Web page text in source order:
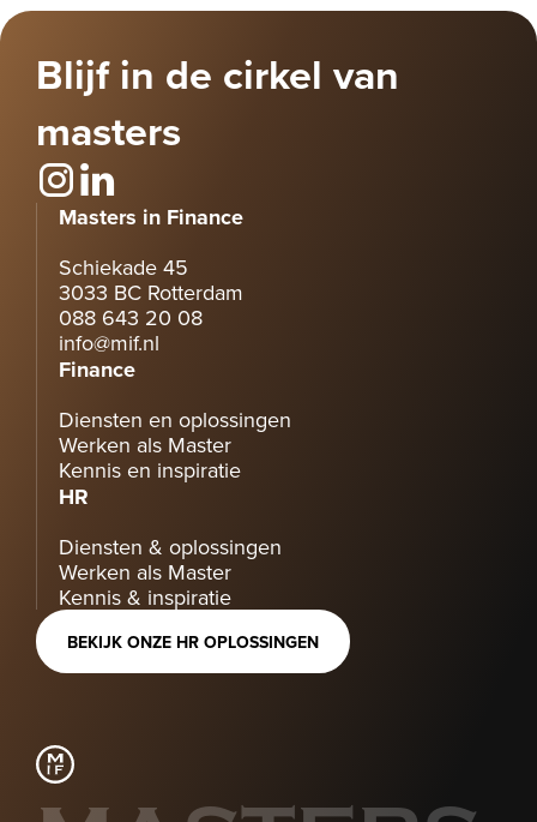
Blijf in de cirkel van
masters
Masters in Finance
Schiekade 45
3033 BC Rotterdam
088 643 20 08
info@mif.nl
Finance
Diensten en oplossingen
Werken als Master
Kennis en inspiratie
HR
Diensten & oplossingen
Werken als Master
Kennis & inspiratie
BEKIJK ONZE HR OPLOSSINGEN